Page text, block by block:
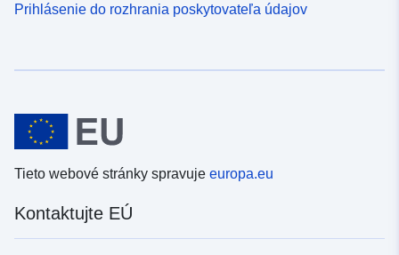
Prihlásenie do rozhrania poskytovateľa údajov
Tieto webové stránky spravuje europa.eu
Kontaktujte EÚ